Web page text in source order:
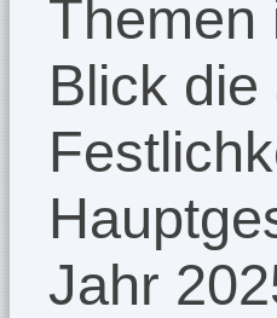
Themen
Blick
Jahr